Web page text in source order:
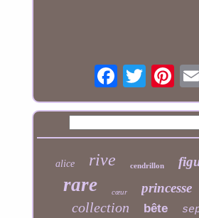
alice rive cendrillon
rare cœur princesse
collection bête